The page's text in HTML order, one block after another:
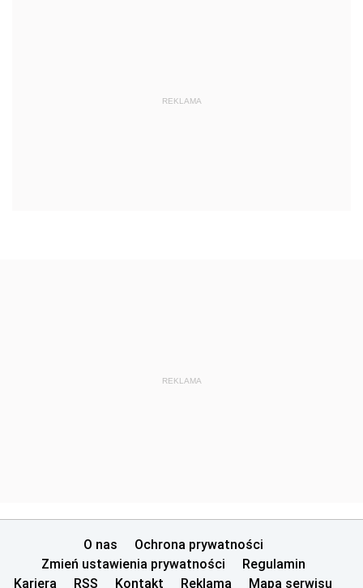
REKLAMA
REKLAMA
O nas
Ochrona prywatności
Zmień ustawienia prywatności
Regulamin
Kariera
RSS Kontakt Reklama Mapa serwisu